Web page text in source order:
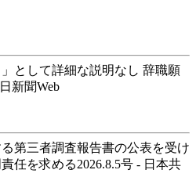
として詳細な説明なし 辞職願
新聞Web
第三者調査報告書の公表を受け
任を求める2026.8.5号 - 日本共